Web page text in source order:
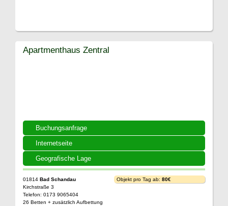
Buchungsanfrage
Internetseite
Geografische Lage
Apartmenthaus Zentral
01814 Bad Schandau
Kirchstraße 3
Telefon: 0173 9065404
26 Betten + zusätzlich Aufbettung
Objekt pro Tag ab: 80€